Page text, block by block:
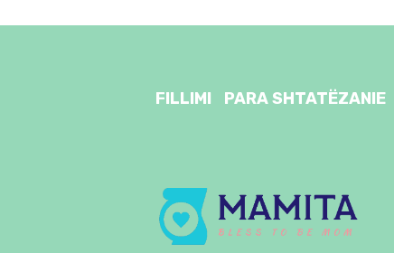
FILLIMI PARA SHTATËZANIE